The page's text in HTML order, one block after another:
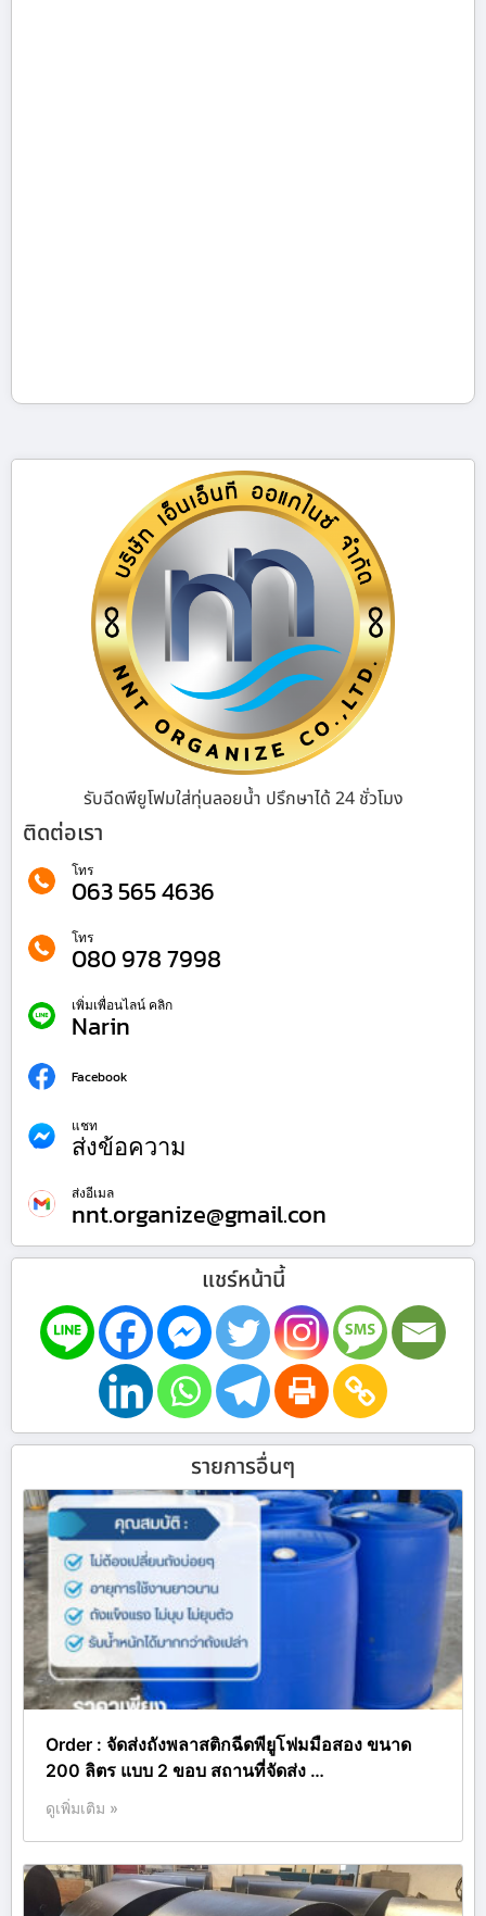
รับฉีดพียูโฟมใส่ทุ่นลอยน้ำ ปรึกษาได้ 24 ชั่วโมง
ติดต่อเรา
โทร
063 565 4636
โทร
080 978 7998
เพิ่มเพื่อนไลน์ คลิก
Narin
Facebook
แชท
ส่งข้อความ
ส่งอีเมล
nnt.organize@gmail.con
แชร์หน้านี้
รายการอื่นๆ
Order : จัดส่งถังพลาสติกฉีดพียูโฟมมือสอง ขนาด
200 ลิตร แบบ 2 ขอบ สถานที่จัดส่ง …
ดูเพิ่มเติม »